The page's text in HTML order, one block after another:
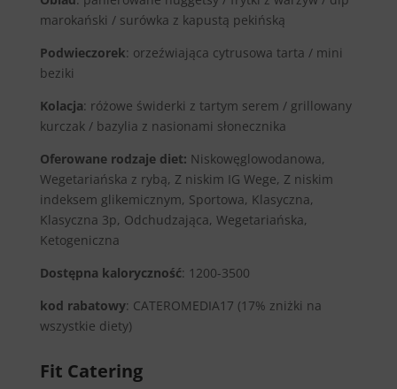
marokański / surówka z kapustą pekińską
Podwieczorek: orzeźwiająca cytrusowa tarta / mini
beziki
Kolacja: różowe świderki z tartym serem / grillowany
kurczak / bazylia z nasionami słonecznika
Oferowane rodzaje diet: Niskowęglowodanowa,
Wegetariańska z rybą, Z niskim IG Wege, Z niskim
indeksem glikemicznym, Sportowa, Klasyczna,
Klasyczna 3p, Odchudzająca, Wegetariańska,
Ketogeniczna
Dostępna kaloryczność: 1200-3500
kod rabatowy: CATEROMEDIA17 (17% zniżki na
wszystkie diety)
Fit Catering